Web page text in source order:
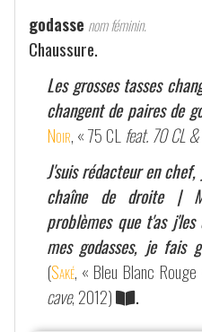
godasse nom féminin.
Chaussure.
Les grosses tasses
changent de paires de
Noir, « 75 CL feat. 70 CL
J'suis rédacteur en
chaîne de droite |
problèmes que t'as
mes godasses, je fais
(Saké, « Bleu Blanc Rouge
cave, 2012)
.